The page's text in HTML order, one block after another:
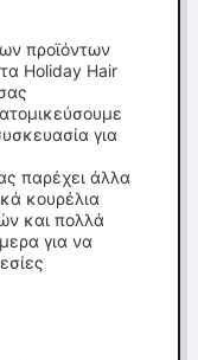
προϊόντων
Holiday Hair
για
παρέχει άλλα
κουρέλια
και πολλά
για να